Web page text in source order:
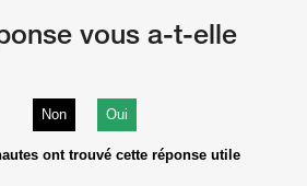
vous a-t-elle
Non Oui
ont trouvé cette réponse utile